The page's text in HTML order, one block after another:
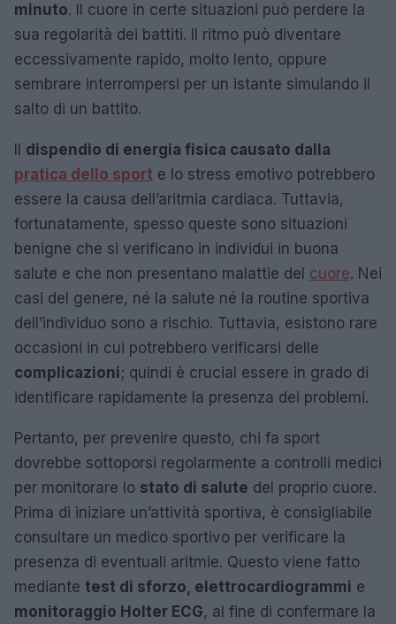
minuto. Il cuore in certe situazioni può perdere la
sua regolarità dei battiti. Il ritmo può diventare
eccessivamente rapido, molto lento, oppure
sembrare interrompersi per un istante simulando il
salto di un battito.
dispendio di energia fisica causato dalla
pratica dello sport e lo stress emotivo potrebbero
essere la causa dell’aritmia cardiaca. Tuttavia,
fortunatamente, spesso queste sono situazioni
benigne che si verificano in individui in buona
salute e che non presentano malattie del cuore. Nei
casi del genere, né la salute né la routine sportiva
dell’individuo sono a rischio. Tuttavia, esistono rare
occasioni in cui potrebbero verificarsi delle
complicazioni; quindi è crucial essere in grado di
identificare rapidamente la presenza dei problemi.
Pertanto, per prevenire questo, chi fa sport
dovrebbe sottoporsi regolarmente a controlli medici
per monitorare lo stato di salute del proprio cuore.
Prima di iniziare un’attività sportiva, è consigliabile
consultare un medico sportivo per verificare la
presenza di eventuali aritmie. Questo viene fatto
mediante test di sforzo, elettrocardiogrammi e
monitoraggio Holter ECG, al fine di confermare la